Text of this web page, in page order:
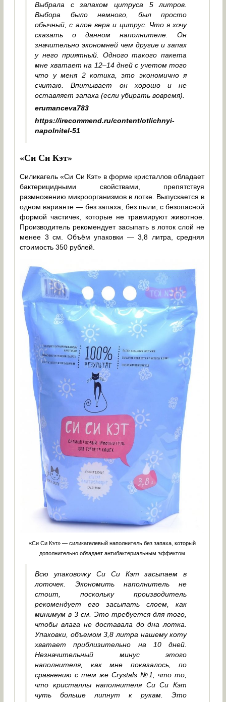
Выбрала с запахом цитруса 5 литров.
Выбора было немного, был просто
обычный, с алое вера и цитрус. Что я хочу
сказать о данном наполнителе. Он
значительно экономней чем другие и запах
у него приятный. Одного такого пакета
мне хватает на 12–14 дней с учетом того
что у меня 2 котика, это экономично я
считаю. Впитывает он хорошо и не
оставляет запаха (если убирать вовремя).
erumanceva783
https://irecommend.ru/content/otlichnyi-
napolnitel-51
«Си Си Кэт»
Силикагель «Си Си Кэт» в форме кристаллов обладает
бактерицидными свойствами, препятствуя
размножению микроорганизмов в лотке. Выпускается в
одном варианте — без запаха, без пыли, с безопасной
формой частичек, которые не травмируют животное.
Производитель рекомендует засыпать в лоток слой не
менее 3 см. Объём упаковки — 3,8 литра, средняя
стоимость 350 рублей.
«Си Си Кэт» — силикагелевый наполнитель без запаха, который
дополнительно обладает антибактериальным эффектом
Всю упаковочку Си Си Кэт засыпаем в
лоточек. Экономить наполнитель не
стоит, поскольку производитель
рекомендует его засыпать слоем, как
минимум в 3 см. Это требуется для того,
чтобы влага не доставала до дна лотка.
Упаковки, объемом 3,8 литра нашему коту
хватает приблизительно на 10 дней.
Незначительный минус этого
наполнителя, как мне показалось, по
сравнению с тем же Crystals №1, что то,
что кристаллы наполнителя Си Си Кэт
чуть больше липнут к рукам. Это